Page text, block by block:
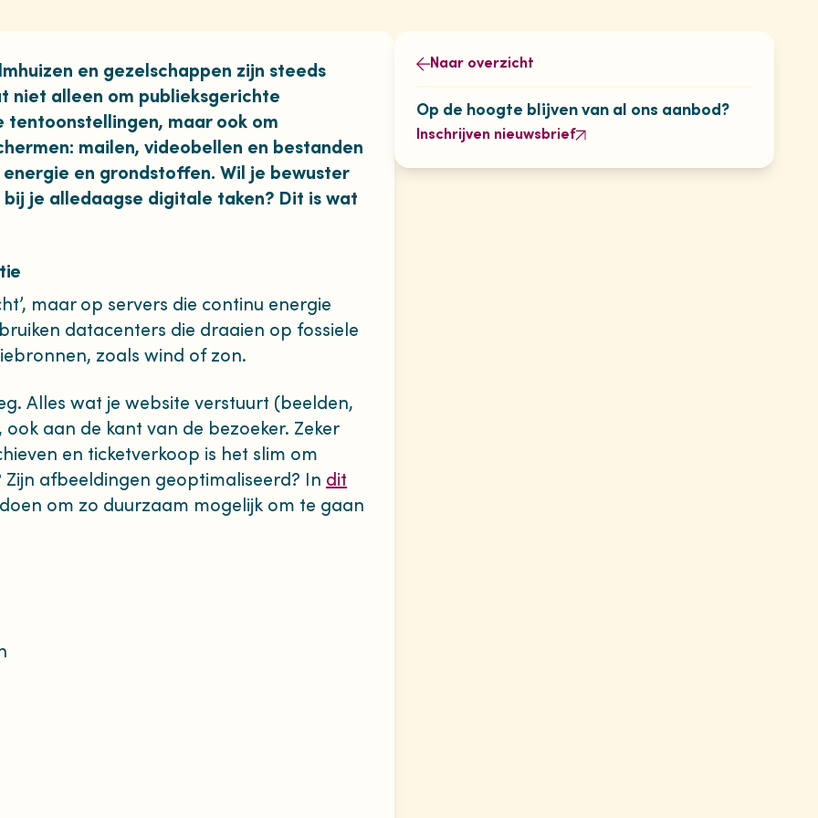
en gezelschappen zijn steeds
niet alleen om publieksgerichte
maar ook om
mailen, videobellen en bestanden
en grondstoffen. Wil je bewuster
je alledaagse digitale taken? Dit is wat
maar op servers die continu energie
datacenters die draaien op fossiele
zoals wind of zon.
Alles wat je website verstuurt (beelden,
aan de kant van de bezoeker. Zeker
en ticketverkoop is het slim om
Zijn afbeeldingen geoptimaliseerd? In dit
om zo duurzaam mogelijk om te gaan
Naar overzicht
Op de hoogte blijven van al ons aanbod?
Inschrijven nieuwsbrief